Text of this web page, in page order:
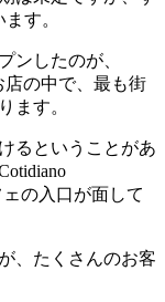
す。
ンしたのが、
店の中で、最も街
ます。
るということがあ
ェの入口が面して
、たくさんのお客